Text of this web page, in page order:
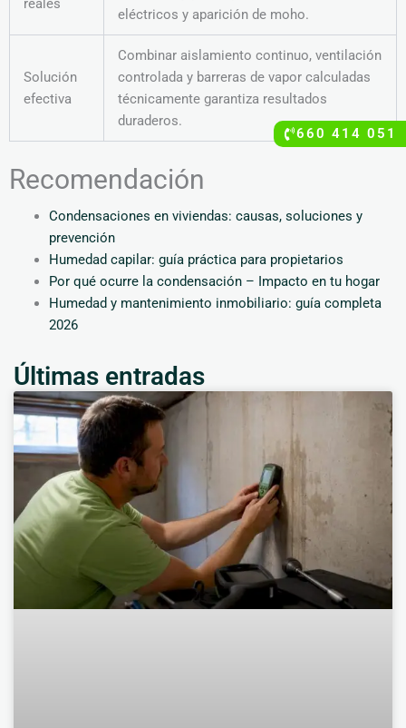
reales
eléctricos y aparición de moho.
Solución
efectiva
Combinar aislamiento continuo, ventilación
controlada y barreras de vapor calculadas
técnicamente garantiza resultados
duraderos.
Recomendación
Condensaciones en viviendas: causas, soluciones y
prevención
Humedad capilar: guía práctica para propietarios
Por qué ocurre la condensación – Impacto en tu hogar
Humedad y mantenimiento inmobiliario: guía completa
2026
Últimas entradas
660 414 051